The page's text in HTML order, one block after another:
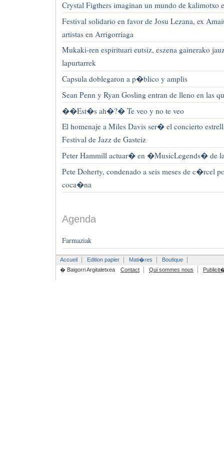
Crystal Figthers imaginan un mundo de
Festival solidario en favor de Josu Lezana, ex
artistas en Arrigorriaga
Mukaki-ren espirituari eutsiz, eszena gainerako
lapurtarrek
Capsula doblegaron a p�blico y amplis
Sean Penn y Ryan Gosling entran de lleno en las
��Est�s ah�?� Te veo y no te veo
El homenaje a Miles Davis ser� el concierto
Festival de Jazz de Gasteiz
Peter Hammill actuar� en �MusicLegends� de
Pete Doherty, condenado a seis meses de c�rcel
coca�na
Agenda
Farmaziak
Accueil Edition papier Mati�res
Boutique
� Baigorri Argitaletxea
Contact Qui sommes nous